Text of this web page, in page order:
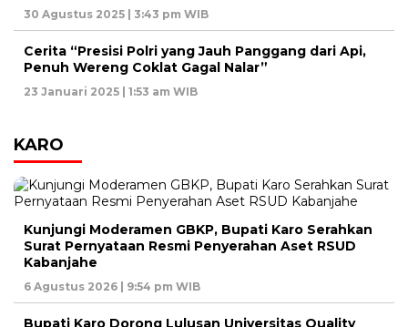
30 Agustus 2025 | 3:43 pm WIB
Cerita “Presisi Polri yang Jauh Panggang dari Api,
Penuh Wereng Coklat Gagal Nalar”
23 Januari 2025 | 1:53 am WIB
KARO
Kunjungi Moderamen GBKP, Bupati Karo Serahkan
Surat Pernyataan Resmi Penyerahan Aset RSUD
Kabanjahe
6 Agustus 2026 | 9:54 pm WIB
Bupati Karo Dorong Lulusan Universitas Quality